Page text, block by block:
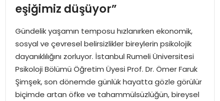
İDEAL SPOR
YAŞAM
MAGAZIN
SAĞLIK
eşiğimiz düşüyor”
Gündelik yaşamın temposu hızlanırken ekonomik,
sosyal ve çevresel belirsizlikler bireylerin psikolojik
dayanıklılığını zorluyor. İstanbul Rumeli Üniversitesi
Psikoloji Bölümü Öğretim Üyesi Prof. Dr. Ömer Faruk
Şimşek, son dönemde günlük hayatta gözle görülür
biçimde artan öfke ve tahammülsüzlüğün, bireysel